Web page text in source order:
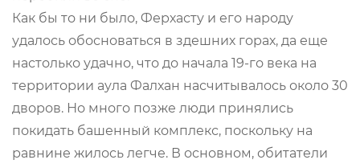
Как бы то ни было, Ферхасту и его народу
удалось обосноваться в здешних горах, да еще
настолько удачно, что до начала 19-го века на
территории аула Фалхан насчитывалось около 30
дворов. Но много позже люди принялись
покидать башенный комплекс, поскольку на
равнине жилось легче. В основном, обитатели